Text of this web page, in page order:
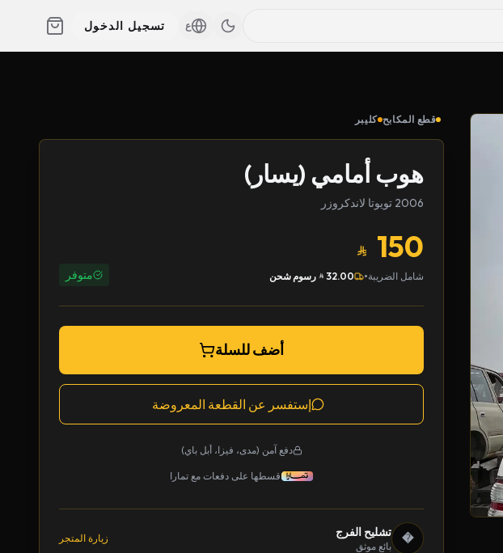
ع تسجيل الدخول
قطع المكابح كليبر
هوب أمامي (يسار)
2006 تويوتا لاندكروزر
150
شامل الضريبة•
32.00 رسوم شحن متوفر
أضف للسلة
إستفسر عن القطعة المعروضة
دفع آمن (مدى، فيزا، أبل باي)
قسطها على دفعات مع تمارا
� تشليح الفرج
بائع موثق
زيارة المتجر